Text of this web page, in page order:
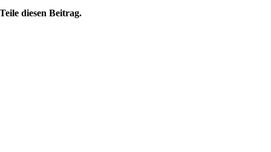
Teile diesen Beitrag.